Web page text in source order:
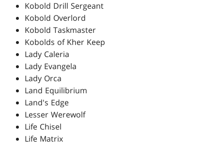
Kobold Drill Sergeant
Kobold Overlord
Kobold Taskmaster
Kobolds of Kher Keep
Lady Caleria
Lady Evangela
Lady Orca
Land Equilibrium
Land's Edge
Lesser Werewolf
Life Chisel
Life Matrix